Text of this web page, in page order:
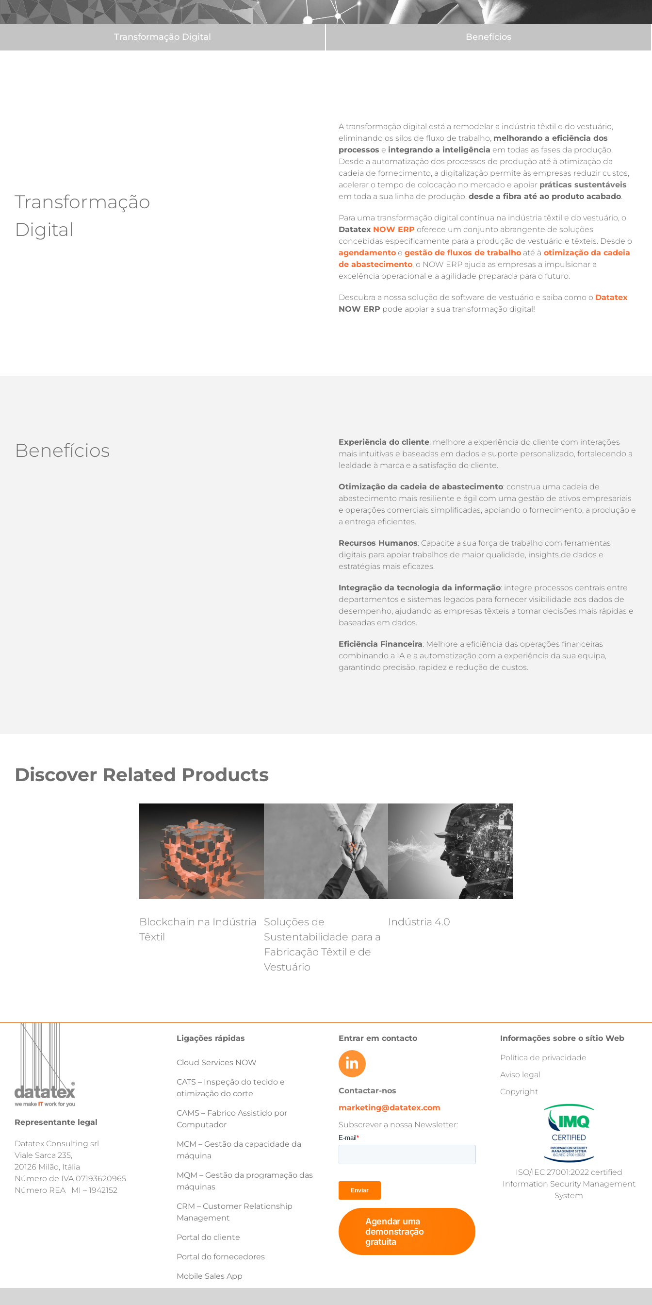
Transformação Digital Benefícios
Transformação
Digital
A transformação digital está a remodelar a indústria têxtil e do vestuário,
eliminando os silos de fluxo de trabalho, melhorando a eficiência dos
processos e integrando a inteligência em todas as fases da produção.
Desde a automatização dos processos de produção até à otimização da
cadeia de fornecimento, a digitalização permite às empresas reduzir custos,
acelerar o tempo de colocação no mercado e apoiar práticas sustentáveis
em toda a sua linha de produção, desde a fibra até ao produto acabado.
Para uma transformação digital contínua na indústria têxtil e do vestuário, o
Datatex NOW ERP oferece um conjunto abrangente de soluções
concebidas especificamente para a produção de vestuário e têxteis. Desde o
agendamentoe gestão de fluxos de trabalhoaté à otimização da cadeia
de abastecimento, o NOW ERP ajuda as empresas a impulsionar a
excelência operacional e a agilidade preparada para o futuro.
Descubra a nossa solução de software de vestuário e saiba como o Datatex
NOW ERP pode apoiar a sua transformação digital!
Benefícios Experiência do cliente: melhore a experiência do cliente com interações
mais intuitivas e baseadas em dados e suporte personalizado, fortalecendo a
lealdade à marca e a satisfação do cliente.
Otimização da cadeia de abastecimento: construa uma cadeia de
abastecimento mais resiliente e ágil com uma gestão de ativos empresariais
e operações comerciais simplificadas, apoiando o fornecimento, a produção e
a entrega eficientes.
Recursos Humanos: Capacite a sua força de trabalho com ferramentas
digitais para apoiar trabalhos de maior qualidade, insights de dados e
estratégias mais eficazes.
Integração da tecnologia da informação: integre processos centrais entre
departamentos e sistemas legados para fornecer visibilidade aos dados de
desempenho, ajudando as empresas têxteis a tomar decisões mais rápidas e
baseadas em dados.
Eficiência Financeira: Melhore a eficiência das operações financeiras
combinando a IA e a automatização com a experiência da sua equipa,
garantindo precisão, rapidez e redução de custos.
Discover Related Products
Blockchain na Indústria
Têxtil
Soluções de
Sustentabilidade para a
Fabricação Têxtil e de
Vestuário
Indústria 4.0
Representante legal
Datatex Consulting srl
Viale Sarca 235,
20126 Milão, Itália
Número de IVA 07193620965
Número REA MI – 1942152
Ligações rápidas
Cloud Services NOW
CATS – Inspeção do tecido e
otimização do corte
CAMS – Fabrico Assistido por
Computador
MCM – Gestão da capacidade da
máquina
MQM – Gestão da programação das
máquinas
CRM – Customer Relationship
Management
Portal do cliente
Portal do fornecedores
Mobile Sales App
Entrar em contacto
Contactar-nos
marketing@datatex.com
Subscrever a nossa Newsletter:
Agendar uma
demonstração
gratuita
Informações sobre o sítio Web
Política de privacidade
Aviso legal
Copyright
ISO/IEC 27001:2022 certified
Information Security Management
System